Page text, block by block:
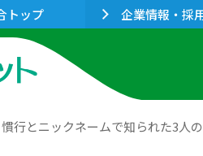
トップ 企業情報・採
行とニックネームで知られた3